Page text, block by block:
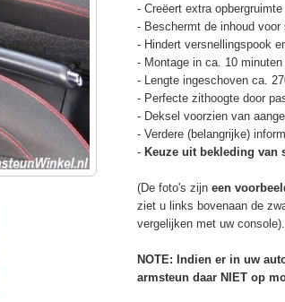
- Creëert extra
- Beschermt de inhoud
- Hindert versnellingspook
- Montage in ca. 10
- Lengte ingeschoven ca.
- Perfecte zithoogte door
- Deksel voorzien van
- Verdere (belangrijke)
- Keuze uit bekleding van
(De foto's zijn een
ziet u links bovenaan de
vergelijken met uw console).
NOTE: Indien er in uw
armsteun daar NIET op